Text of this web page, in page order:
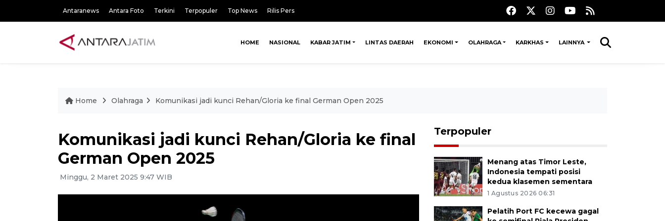
Antaranews Antara Foto Terkini Terpopuler Top News Rilis Pers
HOME NASIONAL KABAR JATIM LINTAS DAERAH EKONOMI OLAHRAGA KARKHAS LAINNYA
Home Olahraga Komunikasi jadi kunci Rehan/Gloria ke final German Open 2025
Komunikasi jadi kunci Rehan/Gloria ke final
German Open 2025
Minggu, 2 Maret 2025 9:47 WIB
Terpopuler
Menang atas Timor Leste,
Indonesia tempati posisi
kedua klasemen sementara
1 Agustus 2026 06:31
Pelatih Port FC kecewa gagal